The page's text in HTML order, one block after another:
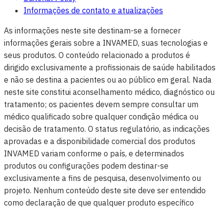
Informações de contato e atualizações
As informações neste site destinam-se a fornecer
informações gerais sobre a INVAMED, suas tecnologias e
seus produtos. O conteúdo relacionado a produtos é
dirigido exclusivamente a profissionais de saúde habilitados
e não se destina a pacientes ou ao público em geral. Nada
neste site constitui aconselhamento médico, diagnóstico ou
tratamento; os pacientes devem sempre consultar um
médico qualificado sobre qualquer condição médica ou
decisão de tratamento. O status regulatório, as indicações
aprovadas e a disponibilidade comercial dos produtos
INVAMED variam conforme o país, e determinados
produtos ou configurações podem destinar-se
exclusivamente a fins de pesquisa, desenvolvimento ou
projeto. Nenhum conteúdo deste site deve ser entendido
como declaração de que qualquer produto específico